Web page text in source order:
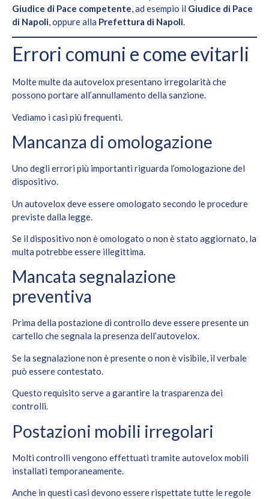
Giudice di Pace competente, ad esempio il Giudice di Pace
di Napoli, oppure alla Prefettura di Napoli.
Errori comuni e come evitarli
Molte multe da autovelox presentano irregolarità che
possono portare all’annullamento della sanzione.
Vediamo i casi più frequenti.
Mancanza di omologazione
Uno degli errori più importanti riguarda l’omologazione del
dispositivo.
Un autovelox deve essere omologato secondo le procedure
previste dalla legge.
Se il dispositivo non è omologato o non è stato aggiornato, la
multa potrebbe essere illegittima.
Mancata segnalazione
preventiva
Prima della postazione di controllo deve essere presente un
cartello che segnala la presenza dell’autovelox.
Se la segnalazione non è presente o non è visibile, il verbale
può essere contestato.
Questo requisito serve a garantire la trasparenza dei
controlli.
Postazioni mobili irregolari
Molti controlli vengono effettuati tramite autovelox mobili
installati temporaneamente.
Anche in questi casi devono essere rispettate tutte le regole